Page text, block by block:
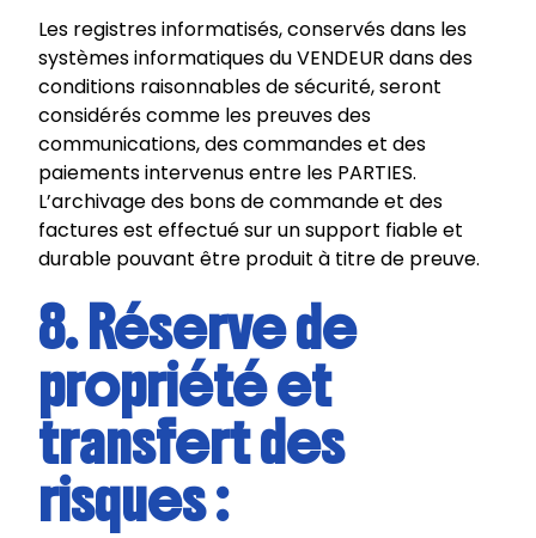
Les registres informatisés, conservés dans les
systèmes informatiques du VENDEUR dans des
conditions raisonnables de sécurité, seront
considérés comme les preuves des
communications, des commandes et des
paiements intervenus entre les PARTIES.
L’archivage des bons de commande et des
factures est effectué sur un support fiable et
durable pouvant être produit à titre de preuve.
8. Réserve de
propriété et
transfert des
risques :